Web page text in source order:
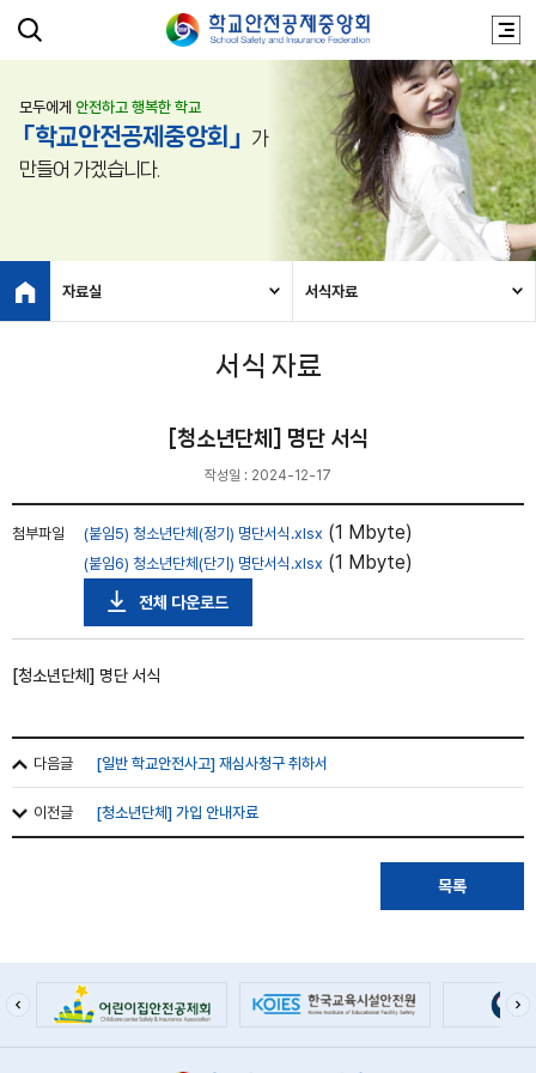
모두에게 안전하고 행복한 학교
「학교안전공제중앙회」
가
만들어 가겠습니다.
자료실 서식자료
서식 자료
[청소년단체] 명단 서식
작성일 : 2024-12-17
첨부파일 (붙임5) 청소년단체(정기) 명단서식.xlsx (1 Mbyte)
(붙임6) 청소년단체(단기) 명단서식.xlsx (1 Mbyte)
전체 다운로드
[청소년단체] 명단 서식
다음글 [일반 학교안전사고] 재심사청구 취하서
이전글 [청소년단체] 가입 안내자료
목록